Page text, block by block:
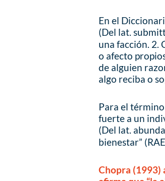
En el
(Del lat.
una facción. 2.
o afecto
de alguien
algo reciba o
Para el
fuerte a un
(Del lat.
bienestar”
Chopra (1993)